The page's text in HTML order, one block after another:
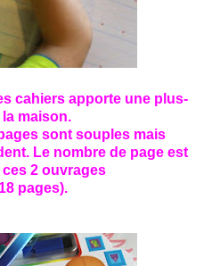
cahiers apporte une plus-
maison.
sont souples mais
Le nombre de page est
2 ouvrages
pages).